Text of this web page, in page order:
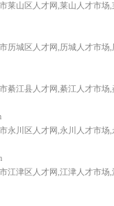
莱山区人才网,莱山人才市
历城区人才网,历城人才市
綦江县人才网,綦江人才市
永川区人才网,永川人才市
江津区人才网,江津人才市